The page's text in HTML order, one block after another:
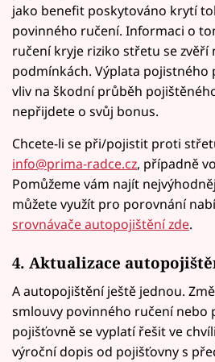
jako benefit poskytováno krytí
povinného ručení. Informaci o
ručení kryje riziko střetu se zvěří
podmínkách. Výplata
vliv na škodní průběh
nepřijdete o svůj bonus.
Chcete-li se při/pojistit proti
info@prima-radce.cz, případně
Pomůžeme vám najít
můžete využít pro porovnání
srovnávače autopojištění zde.
4. Aktualizace
A autopojištění ještě jednou.
smlouvy povinného ručení nebo
pojišťovně se vyplatí řešit ve
výroční dopis od pojišťovny s